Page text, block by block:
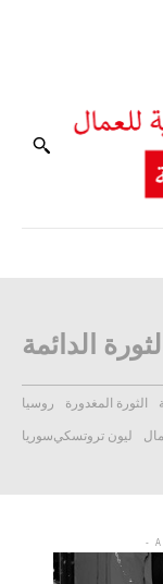
الدائمة
الثورة المغدورة
روسيا
ليون تروتسكيسوريا